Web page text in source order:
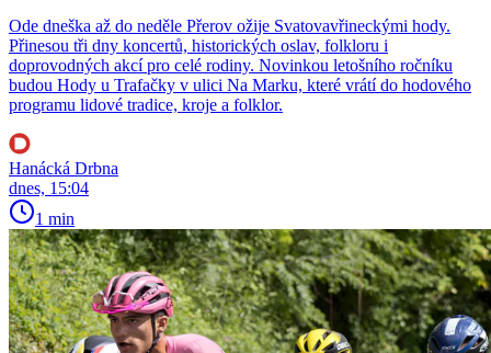
Ode dneška až do neděle Přerov ožije Svatovavřineckými hody.
Přinesou tři dny koncertů, historických oslav, folkloru i
doprovodných akcí pro celé rodiny. Novinkou letošního ročníku
budou Hody u Trafačky v ulici Na Marku, které vrátí do hodového
programu lidové tradice, kroje a folklor.
Hanácká Drbna
dnes, 15:04
1 min